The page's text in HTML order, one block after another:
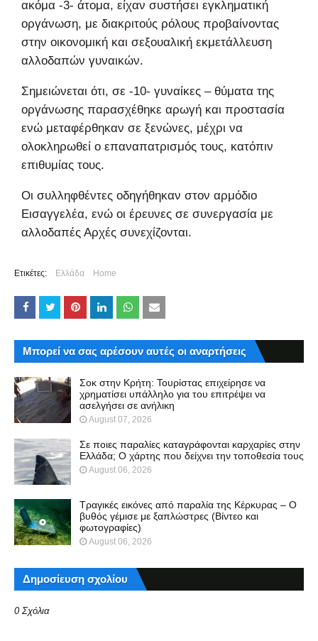
ακόμα -3- άτομα, είχαν συστήσει εγκληματική
οργάνωση, με διακριτούς ρόλους προβαίνοντας
στην οικονομική και σεξουαλική εκμετάλλευση
αλλοδαπών γυναικών.
Σημειώνεται ότι, σε -10- γυναίκες – θύματα της
οργάνωσης παρασχέθηκε αρωγή και προστασία
ενώ μεταφέρθηκαν σε ξενώνες, μέχρι να
ολοκληρωθεί ο επαναπατρισμός τους, κατόπιν
επιθυμίας τους.
Οι συλληφθέντες οδηγήθηκαν στον αρμόδιο
Εισαγγελέα, ενώ οι έρευνες σε συνεργασία με
αλλοδαπές Αρχές συνεχίζονται.
Ετικέτες: Ελλάδα Home
Μπορεί να σας αρέσουν αυτές οι αναρτήσεις
Σοκ στην Κρήτη: Τουρίστας επιχείρησε να
χρηματίσει υπάλληλο για του επιτρέψει να
ασελγήσει σε ανήλικη
August 07, 2026
Σε ποιες παραλίες καταγράφονται καρχαρίες στην
Ελλάδα; Ο χάρτης που δείχνει την τοποθεσία τους
August 06, 2026
Τραγικές εικόνες από παραλία της Κέρκυρας – Ο
βυθός γέμισε με ξαπλώστρες (Βίντεο και
φωτογραφίες)
August 06, 2026
Δημοσίευση σχολίου
0 Σχόλια